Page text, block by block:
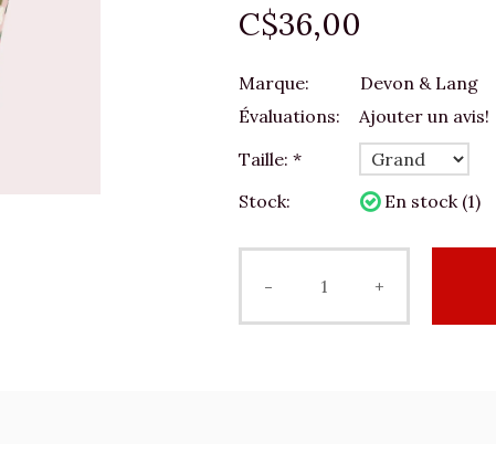
C$36,00
Marque:
Devon & Lang
Évaluations:
Ajouter un avis!
Taille: *
Stock:
En stock (1)
- +